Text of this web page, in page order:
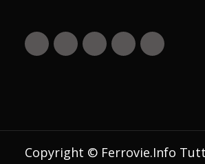
Copyright © Ferrovie.Info